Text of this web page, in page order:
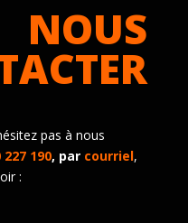
NOUS
pas à nous
227 190, par courriel,
: